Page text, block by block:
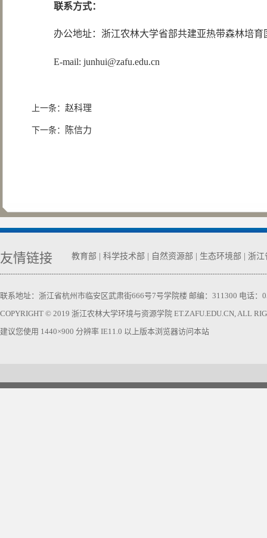
联系方式：
办公地址：浙江农林大学省部共建亚热带森林培育
E-mail: junhui@zafu.edu.cn
上一条： 赵科理
下一条： 陈信力
友情链接 教育部 科学技术部 自然资源部 生态环境部 浙江
联系地址：浙江省杭州市临安区武肃街666号7号学院楼 邮编：311300 电话：
COPYRIGHT © 2019 浙江农林大学环境与资源学院 ET.ZAFU.EDU.CN, ALL
建议您使用 1440×900 分辨率 IE11.0 以上版本浏览器访问本站